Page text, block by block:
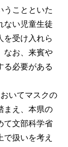
うことといた
ない児童生徒
を受け入れら
なお、来賓や
る必要がある
いてマスクの
まえ、本県の
て文部科学省
扱いを考え